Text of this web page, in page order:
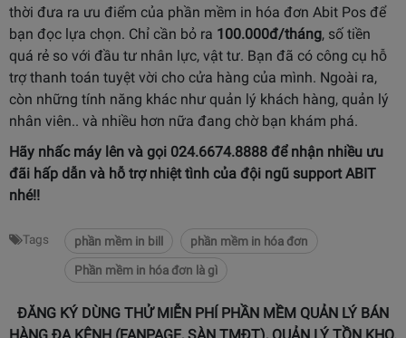
thời đưa ra ưu điểm của phần mềm in hóa đơn Abit Pos để
bạn đọc lựa chọn. Chỉ cần bỏ ra 100.000đ/tháng, số tiền
quá rẻ so với đầu tư nhân lực, vật tư. Bạn đã có công cụ hỗ
trợ thanh toán tuyệt vời cho cửa hàng của mình. Ngoài ra,
còn những tính năng khác như quản lý khách hàng, quản lý
nhân viên.. và nhiều hơn nữa đang chờ bạn khám phá.
Hãy nhấc máy lên và gọi 024.6674.8888 để nhận nhiều ưu
đãi hấp dẫn và hỗ trợ nhiệt tình của đội ngũ support ABIT
nhé!!
Tags phần mềm in bill
phần mềm in hóa đơn
Phần mềm in hóa đơn là gì
ĐĂNG KÝ DÙNG THỬ MIỄN PHÍ PHẦN MỀM QUẢN LÝ BÁN
HÀNG ĐA KÊNH (FANPAGE, SÀN TMĐT), QUẢN LÝ TỒN KHO.